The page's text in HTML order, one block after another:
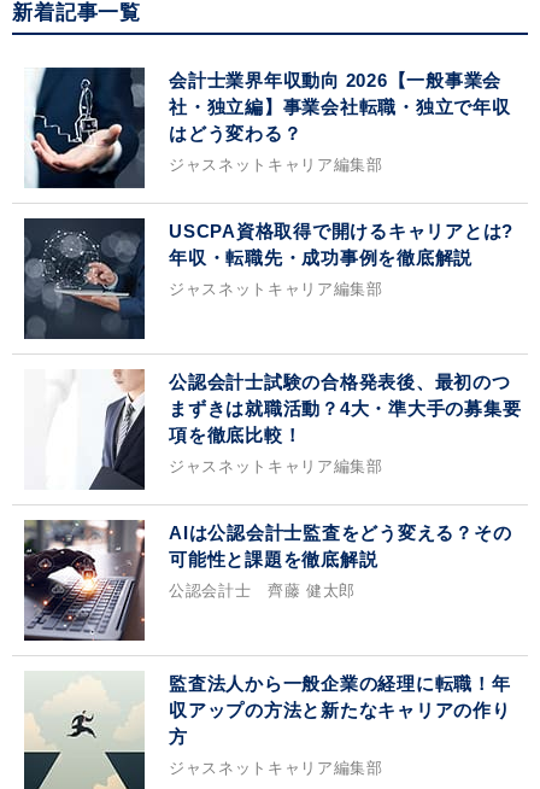
新着記事一覧
会計士業界年収動向 2026【一般事業会
社・独立編】事業会社転職・独立で年収
はどう変わる？
ジャスネットキャリア編集部
USCPA資格取得で開けるキャリアとは?
年収・転職先・成功事例を徹底解説
ジャスネットキャリア編集部
公認会計士試験の合格発表後、最初のつ
まずきは就職活動？4大・準大手の募集要
項を徹底比較！
ジャスネットキャリア編集部
AIは公認会計士監査をどう変える？その
可能性と課題を徹底解説
公認会計士 齊藤 健太郎
監査法人から一般企業の経理に転職！年
収アップの方法と新たなキャリアの作り
方
ジャスネットキャリア編集部